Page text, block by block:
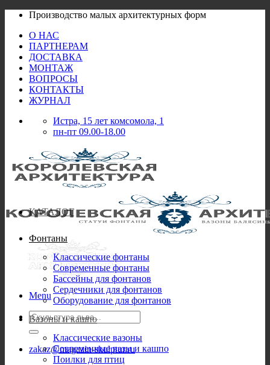
Skip
content
Производство малых архитектурных форм
О НАС
ПАРТНЕРАМ
ДОСТАВКА
МОНТАЖ
ВОПРОСЫ
КОНТАКТЫ
ЖУРНАЛ
Истра, 15 лет комсомола, 1
пн-пт 09.00-18.00
Menu
Искать:
zakaz@magazin-skulptur.ru
КАТАЛОГ
Фонтаны
Классические фонтаны
Современные фонтаны
Бассейны для фонтанов
Сердечники для фонтанов
Оборудование для фонтанов
Вазоны и кашпо
Классические вазоны
Современные вазы и кашпо
Поилки для птиц